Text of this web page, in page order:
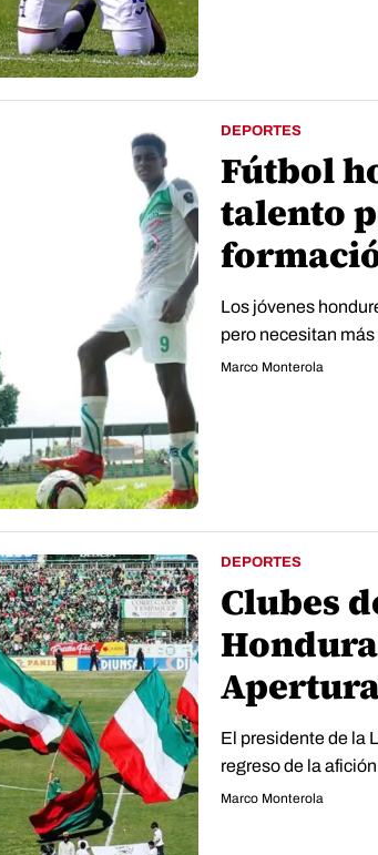
DEPORTES
Fútbol
talento
Los jóvenes
pero necesitan
Marco Monterola
DEPORTES
Clubes
El presidente de la
regreso de la
Marco Monterola